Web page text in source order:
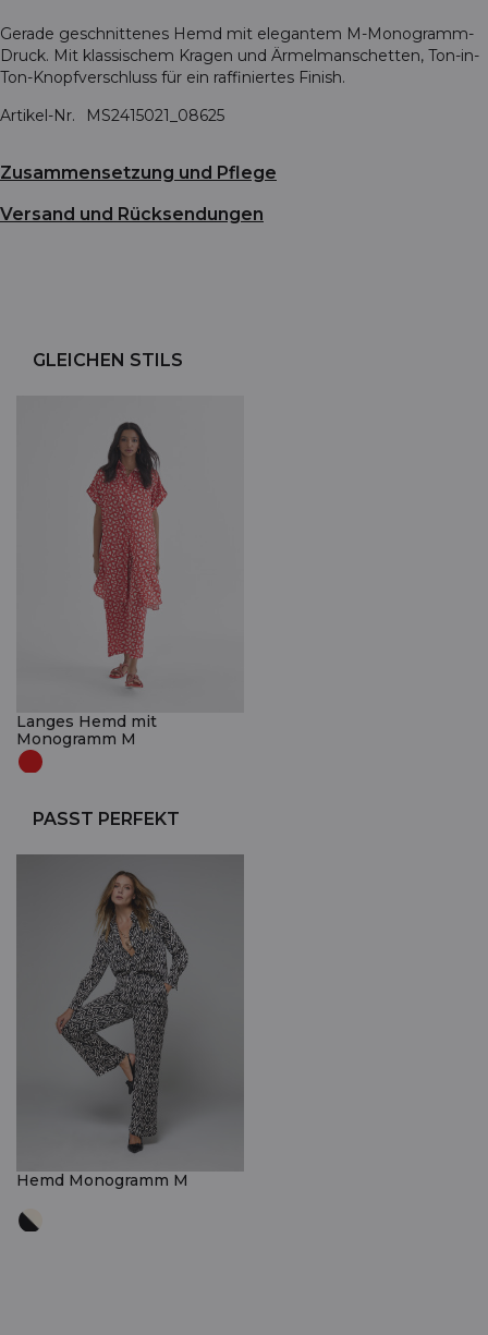
Gerade geschnittenes Hemd mit elegantem M-Monogramm-
Druck. Mit klassischem Kragen und Ärmelmanschetten, Ton-in-
Ton-Knopfverschluss für ein raffiniertes Finish.
Artikel-Nr.
MS2415021_08625
Zusammensetzung und Pflege
Versand und Rücksendungen
GLEICHEN STILS
Langes Hemd mit
Monogramm M
PASST PERFEKT
Hemd Monogramm M